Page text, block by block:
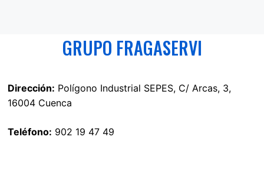
GRUPO FRAGASERVI
Dirección: Polígono Industrial SEPES, C/ Arcas, 3,
16004 Cuenca
Teléfono: 902 19 47 49